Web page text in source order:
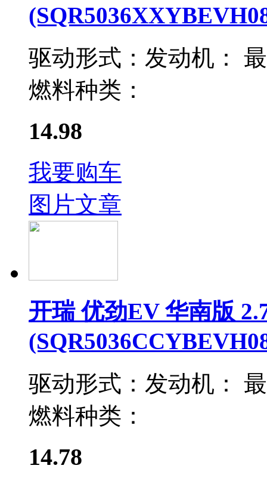
驱动形式： 发动机：
燃料种类：
14.98
我要购车
图片文章
开瑞 优劲EV 华南版
驱动形式： 发动机：
燃料种类：
14.78